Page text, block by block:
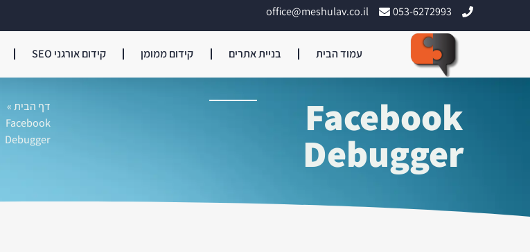
053-6272993
office@meshulav.co.il
עמוד הבית בניית אתרים קידום ממומן קידום אורגני SEO
Facebook
Debugger
דף הבית»
Facebook
Debugger